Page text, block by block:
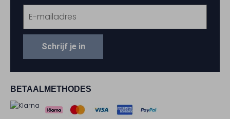
BETAALMETHODES
Schrijf je in